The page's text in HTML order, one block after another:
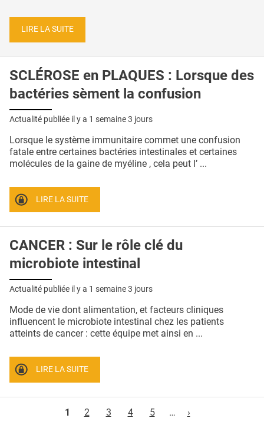
LIRE LA SUITE
SCLÉROSE en PLAQUES : Lorsque des
bactéries sèment la confusion
Actualité publiée il y a 1 semaine 3 jours
Lorsque le système immunitaire commet une confusion
fatale entre certaines bactéries intestinales et certaines
molécules de la gaine de myéline , cela peut l’ ...
LIRE LA SUITE
CANCER : Sur le rôle clé du
microbiote intestinal
Actualité publiée il y a 1 semaine 3 jours
Mode de vie dont alimentation, et facteurs cliniques
influencent le microbiote intestinal chez les patients
atteints de cancer : cette équipe met ainsi en ...
LIRE LA SUITE
1
2 3 4 5 … ›